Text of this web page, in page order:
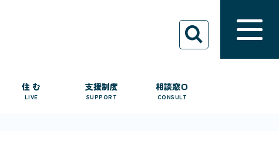
住 む
LIVE
支援制度
SUPPORT
相談窓口
CONSULT